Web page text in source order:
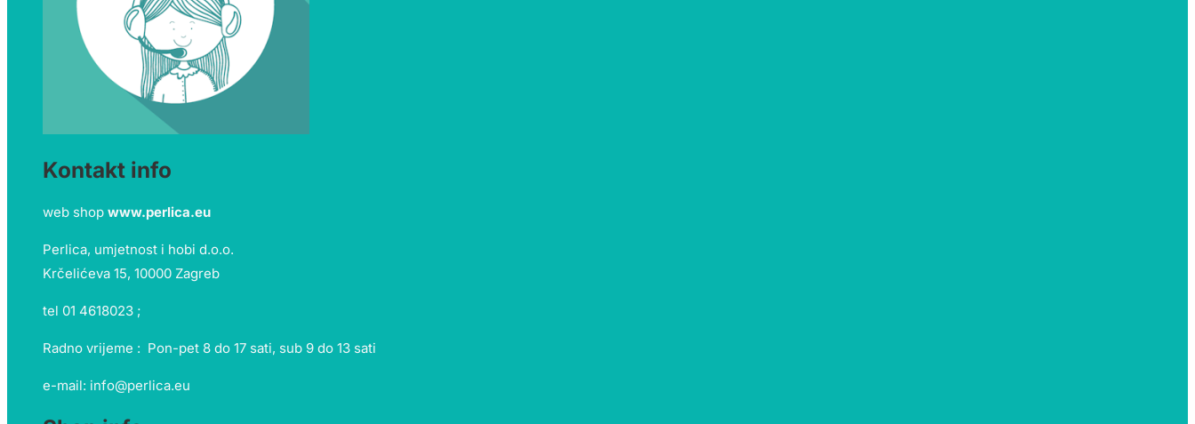
Kontakt info
web shop www.perlica.eu
Perlica, umjetnost i hobi d.o.o.
Krčelićeva 15, 10000 Zagreb
tel 01 4618023 ;
Radno vrijeme : Pon-pet 8 do 17 sati, sub 9 do 13 sati
e-mail: info@perlica.eu